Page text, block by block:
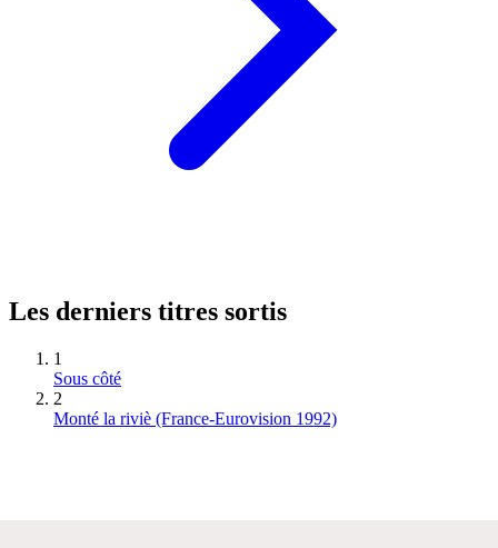
Les derniers titres sortis
1
Sous côté
2
Monté la riviè (France-Eurovision 1992)